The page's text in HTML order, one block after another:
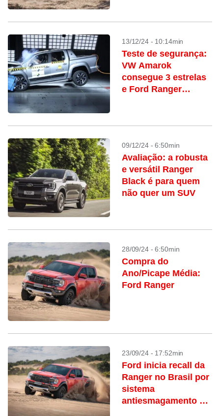
13/12/24 - 10:14min
Teste de segurança:
VW Amarok
consegue 3 estrelas
e Ford Ranger
09/12/24 - 6:50min
Avaliação: a robusta
e versátil Ranger
Black é para quem
não quer um SUV
28/09/24 - 6:50min
Compra do
Ano/Picape Média:
Ford Ranger
23/09/24 - 17:52min
Ford inicia recall da
Ranger no Brasil por
sistema
antiesmagamento do